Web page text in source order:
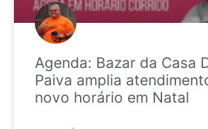
Agenda: Bazar da Casa
Paiva amplia
novo horário em Natal